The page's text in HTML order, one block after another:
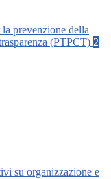
prevenzione della
(PTPCT) 2
su organizzazione e